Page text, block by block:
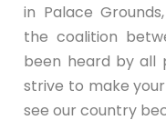
in Palace
the coalition
been heard by all
strive to make
see our country